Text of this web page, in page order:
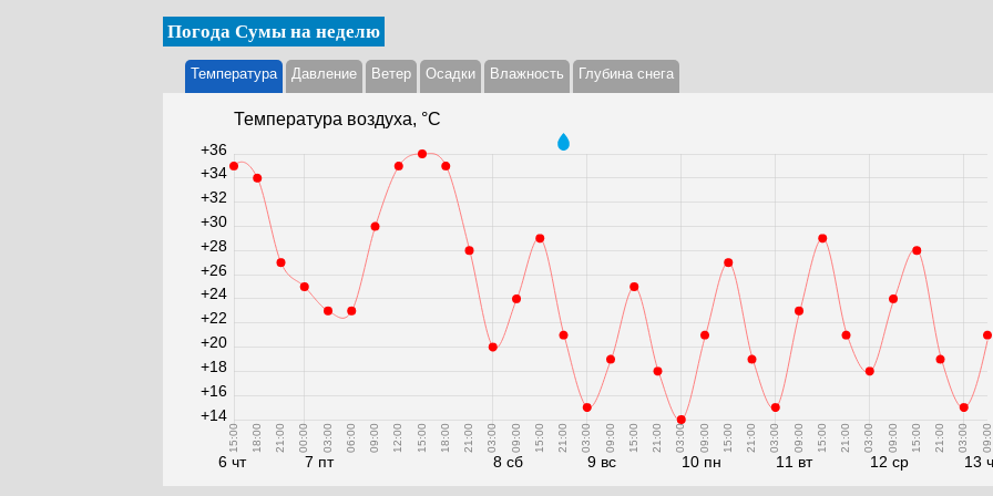
Погода Сумы на неделю
Температура Давление Ветер Осадки Влажность Глубина снега
Температура воздуха, °С
6 чт
15:00 18:00 21:00
7 пт
00:00 03:00 06:00 09:00 12:00 15:00 18:00 21:00
8 сб
03:00 09:00 15:00 21:00
9 вс
03:00 09:00 15:00 21:00
10 пн
03:00 09:00 15:00 21:00
11 вт
03:00 09:00 15:00 21:00
12 ср
03:00 09:00 15:00 21:00
13
03:00 09:00
+14
+16
+18
+20
+22
+24
+26
+28
+30
+32
+34
+36